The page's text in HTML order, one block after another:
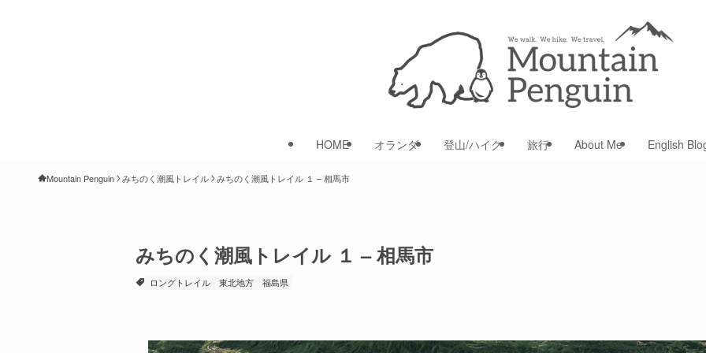
HOME オランダ 登山/ハイク 旅行 About Me English
Mountain Penguin みちのく潮風トレイル みちのく潮風トレイル １ – 相馬市
みちのく潮風トレイル １ – 相馬市
ロングトレイル 東北地方 福島県